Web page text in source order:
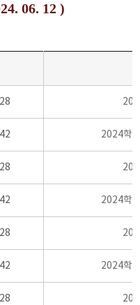
06. 12 )
2024학
2024학
2024학